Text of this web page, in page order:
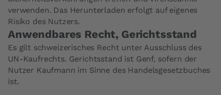
verwenden. Das Herunterladen erfolgt auf eigenes
Risiko des Nutzers.
Anwendbares Recht, Gerichtsstand
Es gilt schweizerisches Recht unter Ausschluss des
UN-Kaufrechts. Gerichtsstand ist Genf, sofern der
Nutzer Kaufmann im Sinne des Handelsgesetzbuches
ist.